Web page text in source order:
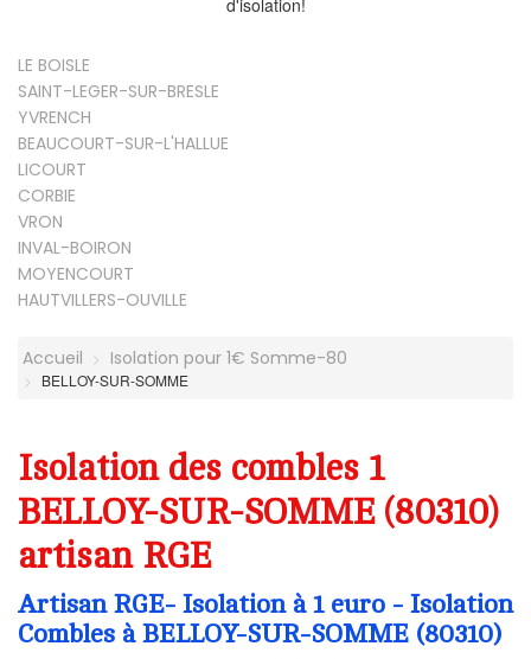
LE BOISLE
SAINT-LEGER-SUR-BRESLE
YVRENCH
BEAUCOURT-SUR-L'HALLUE
LICOURT
CORBIE
VRON
INVAL-BOIRON
MOYENCOURT
HAUTVILLERS-OUVILLE
Accueil Isolation pour 1€ Somme-80
BELLOY-SUR-SOMME
Isolation des combles 1
BELLOY-SUR-SOMME (80310)
artisan RGE
Artisan RGE- Isolation à 1 euro - Isolation
Combles à BELLOY-SUR-SOMME (80310)